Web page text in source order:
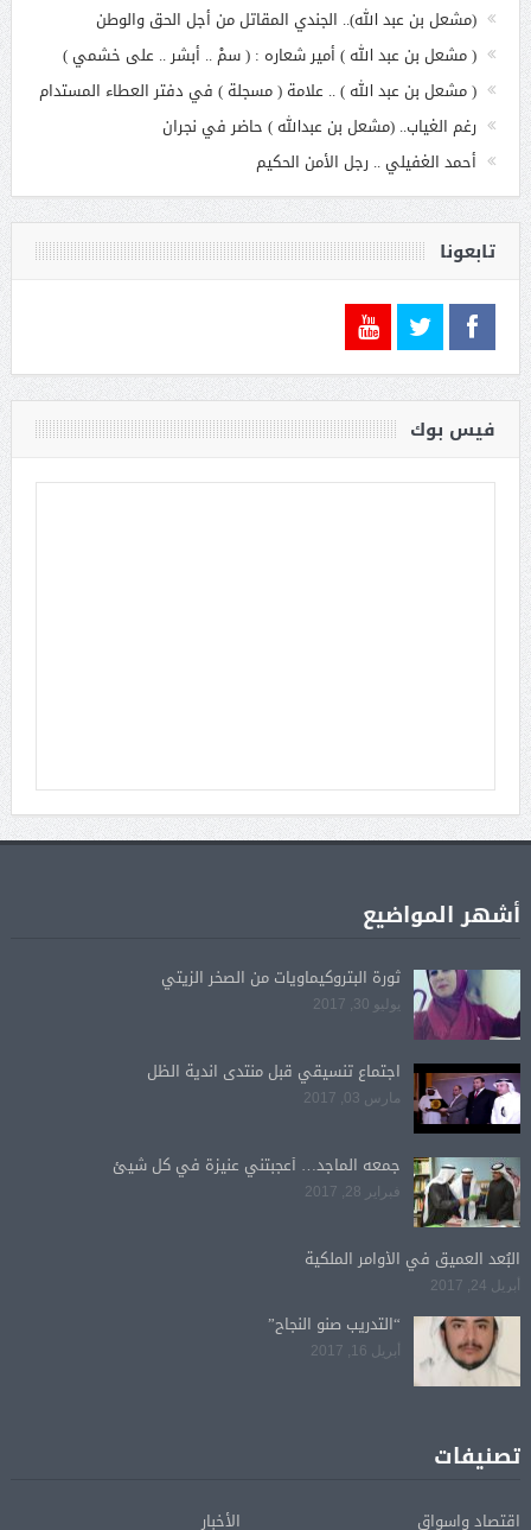
(مشعل بن عبد الله).. الجندي المقاتل من أجل الحق والوطن
( مشعل بن عبد الله ) أمير شعاره : ( سمْ .. أبشر .. على خشمي )
( مشعل بن عبد الله ) .. علامة ( مسجلة ) في دفتر العطاء المستدام
رغم الغياب.. (مشعل بن عبدالله ) حاضر في نجران
أحمد الغفيلي .. رجل الأمن الحكيم
تابعونا
فيس بوك
أشهر المواضيع
ثورة البتروكيماويات من الصخر الزيتي
يوليو 30, 2017
اجتماع تنسيقي قبل منتدى اندية الظل
مارس 03, 2017
جمعه الماجد… أعجبتني عنيزة في كل شيئ
فبراير 28, 2017
البُعد العميق في الأوامر الملكية
أبريل 24, 2017
“التدريب صنو النجاح”
أبريل 16, 2017
تصنيفات
اقتصاد واسواق
الأخبار